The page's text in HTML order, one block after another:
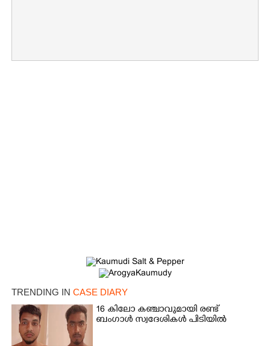
TRENDING IN CASE DIARY
16 കിലോ കഞ്ചാവുമായി രണ്ട്
ബംഗാൾ സ്വദേശികൾ പിടിയിൽ
Share this link